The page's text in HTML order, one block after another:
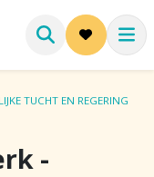
TUCHT EN REGERING
-